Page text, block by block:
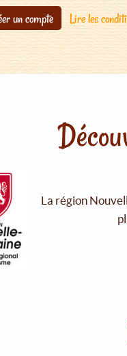
un compte Lire les
La région